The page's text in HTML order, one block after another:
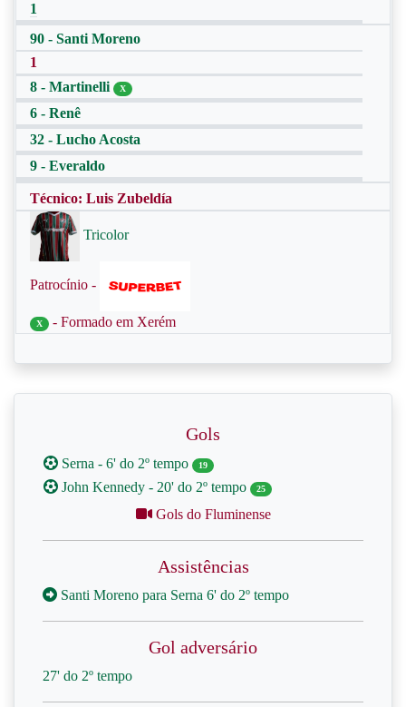
1
90 - Santi Moreno
1
8 - Martinelli
X
6 - Renê
32 - Lucho Acosta
9 - Everaldo
Técnico: Luis Zubeldía
Tricolor
Patrocínio -
X - Formado em Xerém
Gols
Serna - 6' do 2º tempo 19
John Kennedy - 20' do 2º tempo 25
Gols do Fluminense
Assistências
Santi Moreno para Serna 6' do 2º tempo
Gol adversário
27' do 2º tempo